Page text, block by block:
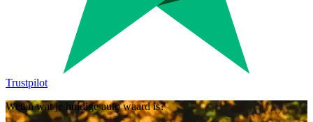
Trustpilot
Weten wat je huidige auto waard is?